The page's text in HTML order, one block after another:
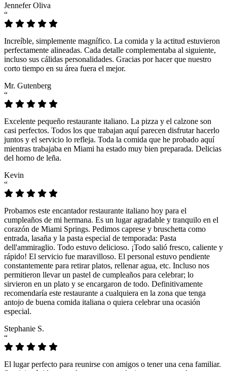
Jennefer Oliva
“
Increíble, simplemente magnífico. La comida y la actitud estuvieron
perfectamente alineadas. Cada detalle complementaba al siguiente,
incluso sus cálidas personalidades. Gracias por hacer que nuestro
corto tiempo en su área fuera el mejor.
Mr. Gutenberg
“
Excelente pequeño restaurante italiano. La pizza y el calzone son
casi perfectos. Todos los que trabajan aquí parecen disfrutar hacerlo
juntos y el servicio lo refleja. Toda la comida que he probado aquí
mientras trabajaba en Miami ha estado muy bien preparada. Delicias
del horno de leña.
Kevin
“
Probamos este encantador restaurante italiano hoy para el
cumpleaños de mi hermana. Es un lugar agradable y tranquilo en el
corazón de Miami Springs. Pedimos caprese y bruschetta como
entrada, lasaña y la pasta especial de temporada: Pasta
dell'ammiraglio. Todo estuvo delicioso. ¡Todo salió fresco, caliente y
rápido! El servicio fue maravilloso. El personal estuvo pendiente
constantemente para retirar platos, rellenar agua, etc. Incluso nos
permitieron llevar un pastel de cumpleaños para celebrar; lo
sirvieron en un plato y se encargaron de todo. Definitivamente
recomendaría este restaurante a cualquiera en la zona que tenga
antojo de buena comida italiana o quiera celebrar una ocasión
especial.
Stephanie S.
“
El lugar perfecto para reunirse con amigos o tener una cena familiar.